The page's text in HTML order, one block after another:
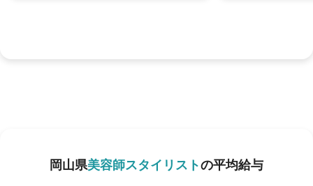
岡山県美容師スタイリストの平均給与